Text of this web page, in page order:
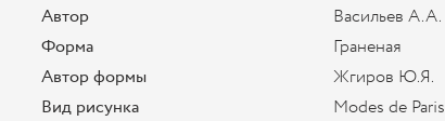
Автор
Васильев А.А.
Форма
Граненая
Автор формы
Жгиров Ю.Я.
Вид рисунка
Modes de Paris